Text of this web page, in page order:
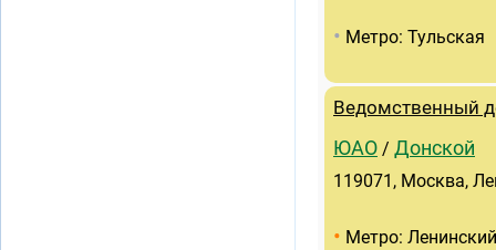
• Метро: Тульская
Ведомственный
ЮАО / Донской
119071, Москва,
• Метро: